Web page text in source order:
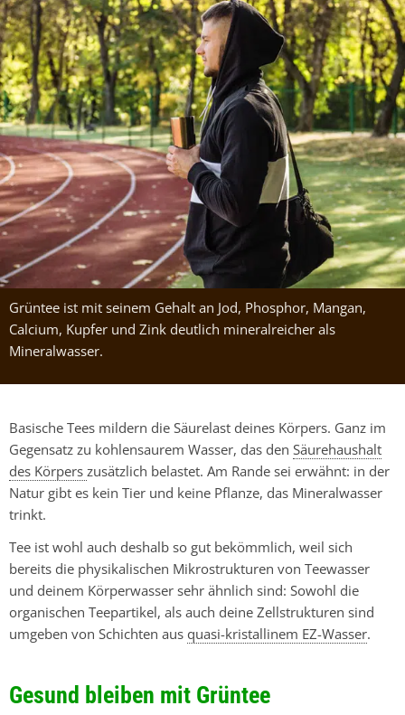
Grüntee ist mit seinem Gehalt an Jod, Phosphor, Mangan,
Calcium, Kupfer und Zink deutlich mineralreicher als
Mineralwasser.
Basische Tees mildern die Säurelast deines Körpers. Ganz im
Gegensatz zu kohlensaurem Wasser, das den Säurehaushalt
des Körpers zusätzlich belastet. Am Rande sei erwähnt: in der
Natur gibt es kein Tier und keine Pflanze, das Mineralwasser
trinkt.
Tee ist wohl auch deshalb so gut bekömmlich, weil sich
bereits die physikalischen Mikrostrukturen von Teewasser
und deinem Körperwasser sehr ähnlich sind: Sowohl die
organischen Teepartikel, als auch deine Zellstrukturen sind
umgeben von Schichten aus quasi-kristallinem EZ-Wasser.
Gesund bleiben mit Grüntee